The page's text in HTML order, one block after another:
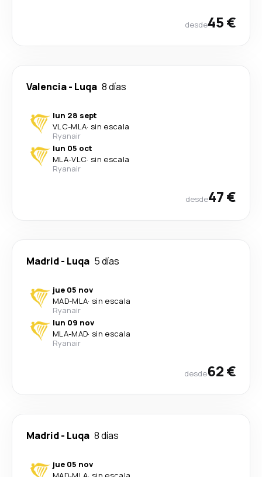
desde45 €
Valencia- Luqa 8 días
lun 28 sept
VLC-MLA· sin escala
Ryanair
lun 05 oct
MLA-VLC· sin escala
Ryanair
desde47 €
Madrid- Luqa 5 días
jue 05 nov
MAD-MLA· sin escala
Ryanair
lun 09 nov
MLA-MAD· sin escala
Ryanair
desde62 €
Madrid- Luqa 8 días
jue 05 nov